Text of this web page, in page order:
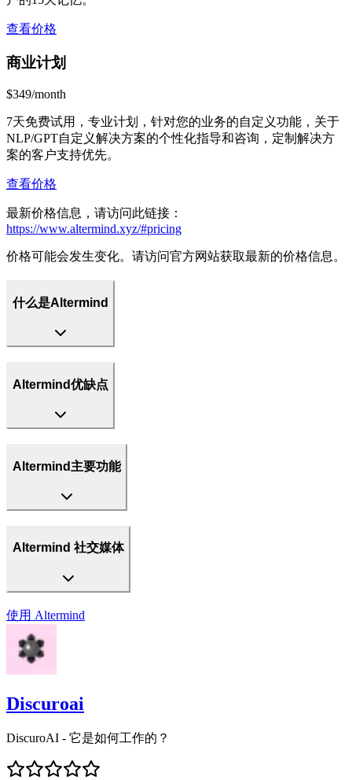
查看价格
商业计划
$349/month
7天免费试用，专业计划，针对您的业务的自定义功能，关于
NLP/GPT自定义解决方案的个性化指导和咨询，定制解决方
案的客户支持优先。
查看价格
最新价格信息，请访问此链接：
https://www.altermind.xyz/#pricing
价格可能会发生变化。请访问官方网站获取最新的价格信息。
什么是Altermind
Altermind优缺点
Altermind主要功能
Altermind 社交媒体
使用 Altermind
Discuroai
DiscuroAI - 它是如何工作的？